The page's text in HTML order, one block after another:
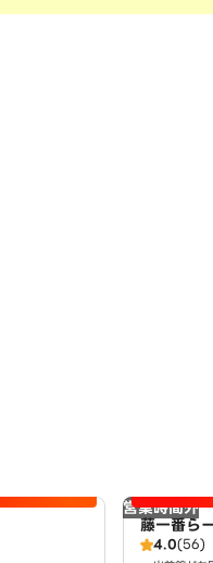
営業時間外
藤一番ら
4.0(56)